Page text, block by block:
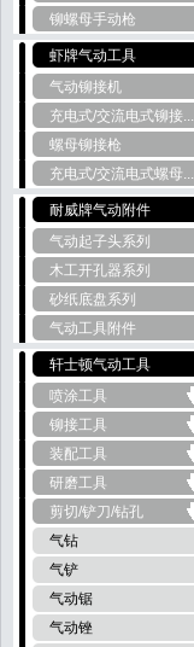
铆螺母手动枪
虾牌气动工具
气动铆接机
充电式/交流电式铆接...
螺母铆接枪
充电式/交流电式螺母...
耐威牌气动附件
气动起子头系列
木工开孔器系列
砂纸底盘系列
气动工具附件
轩士顿气动工具
喷涂工具
铆接工具
装配工具
研磨工具
剪切/铲刀/钻孔
气钻
气铲
气动锯
气动锉